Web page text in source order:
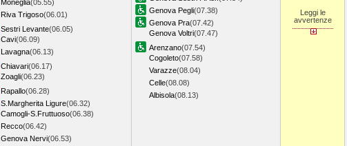
Moneglia(05.55)
Riva Trigoso(06.01)
Sestri Levante(06.05)
Cavi(06.09)
Lavagna(06.13)
Chiavari(06.17)
Zoagli(06.23)
Rapallo(06.28)
S.Margherita Ligure(06.32)
Camogli-S.Fruttuoso(06.38)
Recco(06.42)
Genova Nervi(06.53)
Genova Pegli(07.38)
Genova Pra(07.42)
Genova Voltri(07.47)
Arenzano(07.54)
Cogoleto(07.58)
Varazze(08.04)
Celle(08.08)
Albisola(08.13)
Leggi le
avvertenze